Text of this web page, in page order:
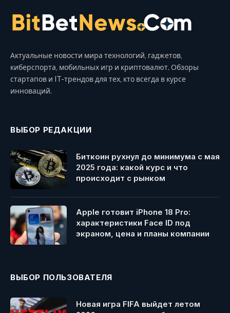
Актуальные новости мира технологий, гаджетов,
киберспорта, мобильных игр и криптовалют. Обзоры
стартапов и IT-трендов для тех, кто всегда в курсе
инноваций.
ВЫБОР РЕДАКЦИИ
Биткоин рухнул до минимума с мая
2025 года: какой курс и что
происходит с рынком
Apple готовит iPhone 18 Pro:
характеристики Face ID под
экраном, цена и планы компании
ВЫБОР ПОЛЬЗОВАТЕЛЯ
Новая игра FIFA выйдет летом